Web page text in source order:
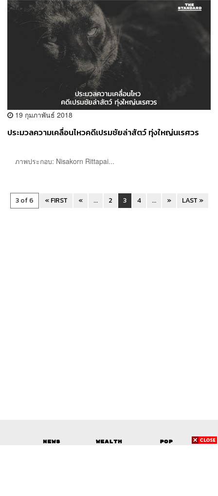
19 กุมภาพันธ์ 2018
ประมวลความเคลื่อนไหวคดีเปรมชัยล่าสัตว์ ทุ่งใหญ่นเรศวร
ภาพประกอบ: Nisakorn Rittapai...
3 of 6 « FIRST « ... 2 3 4 ... » LAST »
News Wealth
Pop